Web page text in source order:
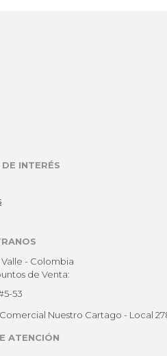
INTERÉS
- Colombia
de Venta:
53
Nuestro Cartago - Local
ATENCIÓN